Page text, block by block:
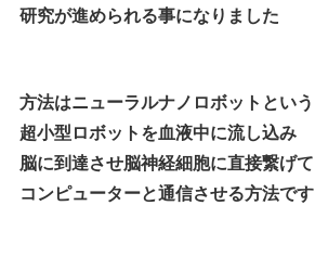
研究が進められる事になりました
方法はニューラルナノロボットという
超小型ロボットを血液中に流し込み
脳に到達させ脳神経細胞に直接繋げて
コンピューターと通信させる方法です